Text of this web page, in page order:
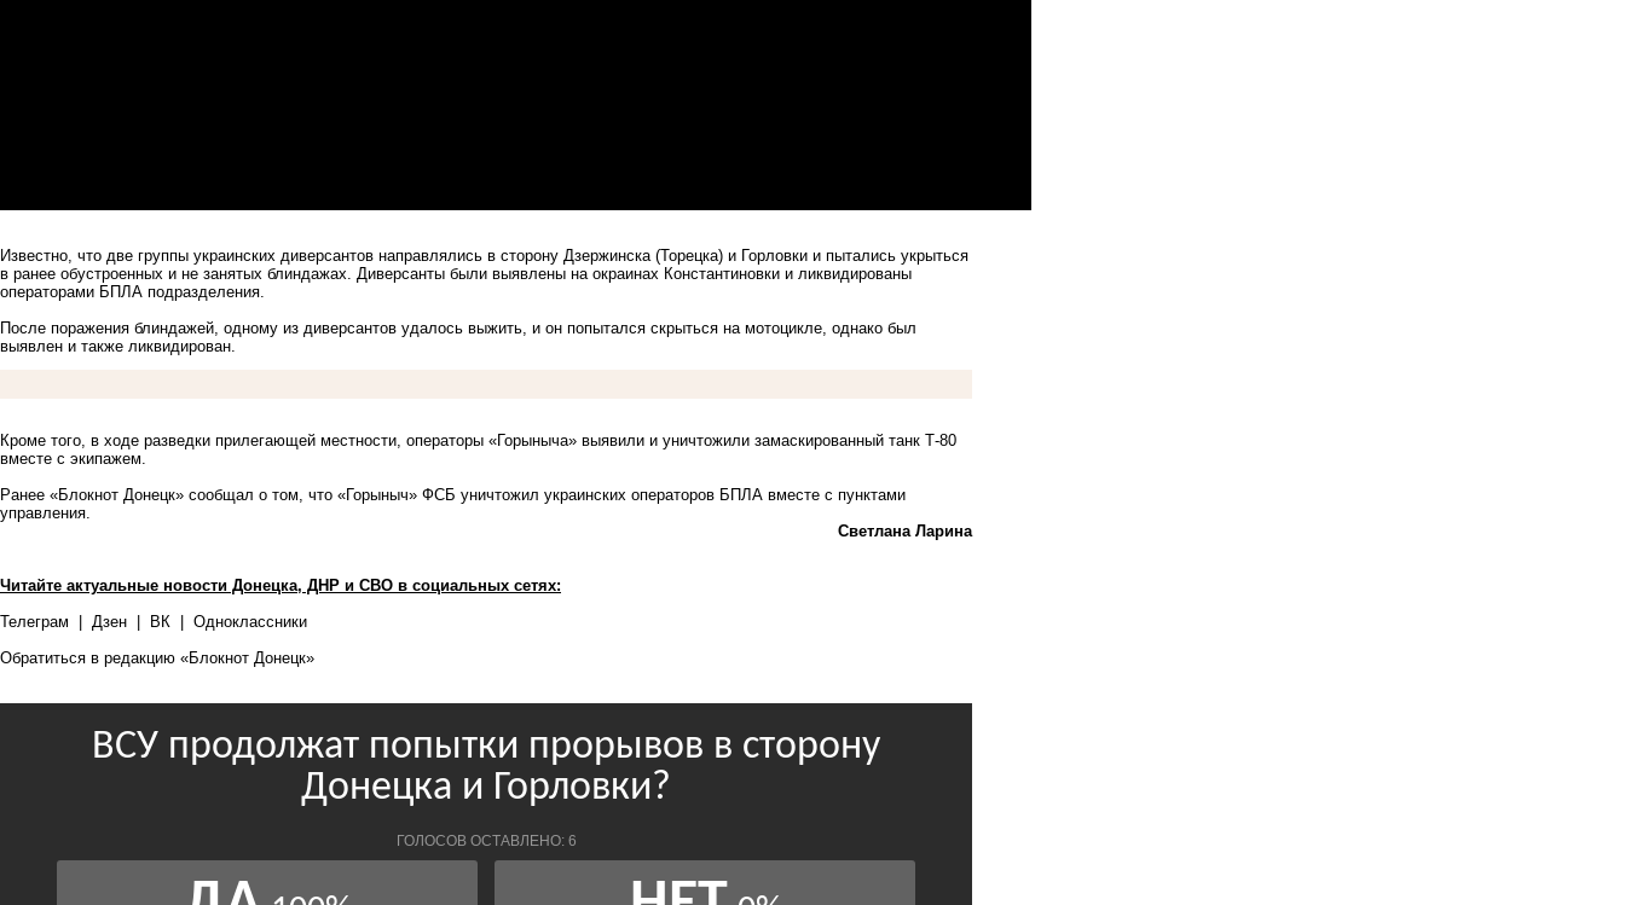
Известно, что две группы украинских диверсантов направлялись в сторону Дзержинска (Торецка) и Горловки и пытались укрыться
в ранее обустроенных и не занятых блиндажах. Диверсанты были выявлены на окраинах Константиновки и ликвидированы
операторами БПЛА подразделения.
После поражения блиндажей, одному из диверсантов удалось выжить, и он попытался скрыться на мотоцикле, однако был
выявлен и также ликвидирован.
Кроме того, в ходе разведки прилегающей местности, операторы «Горыныча» выявили и уничтожили замаскированный танк Т-80
вместе с экипажем.
Ранее «Блокнот Донецк» сообщал о том, что «Горыныч» ФСБ уничтожил украинских операторов БПЛА вместе с пунктами
управления.
Светлана Ларина
Читайте актуальные новости Донецка, ДНР и СВО в социальных сетях:
Телеграм
Дзен ВК
Одноклассники
Обратиться в редакцию «Блокнот Донецк»